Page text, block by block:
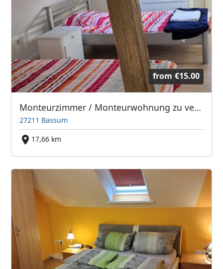
from €15.00
Monteurzimmer / Monteurwohnung zu vermieten – ideal für Handwerker & Firmen
27211 Bassum
17,66 km